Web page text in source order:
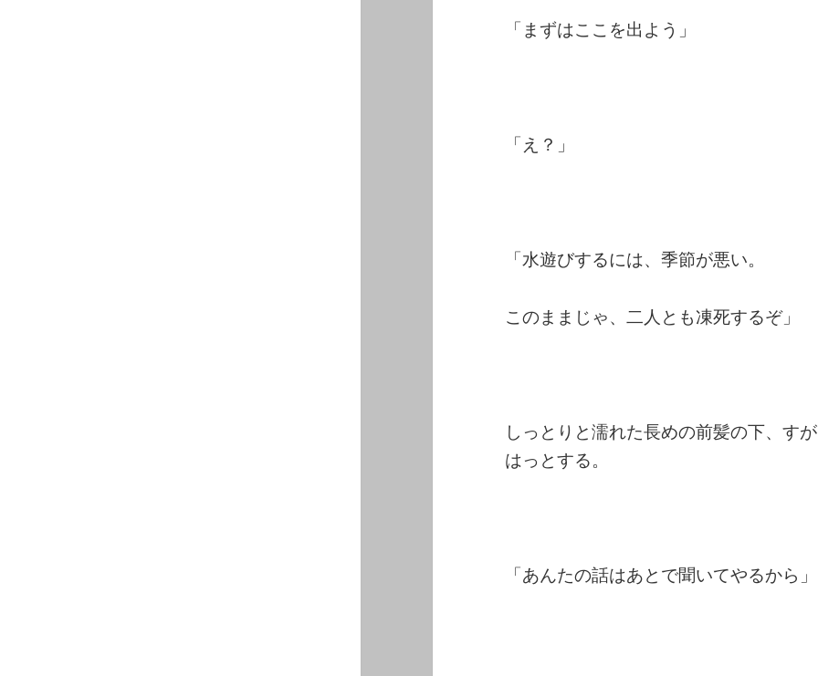
「まずはここを出よう」
「え？」
「水遊びするには、季節が悪い。
このままじゃ、二人とも凍死するぞ」
しっとりと濡れた長めの前髪の下、す
はっとする。
「あんたの話はあとで聞いてやるから」